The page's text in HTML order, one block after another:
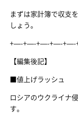
まずは家計簿で収支
しょう。
+—-+—-+—-+—-
【編集後記】
■値上げラッシュ
ロシアのウクライナ
す。